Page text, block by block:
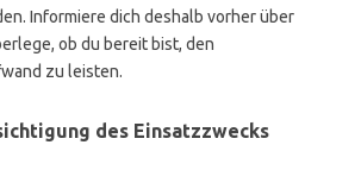
Informiere dich deshalb vorher über
ob du bereit bist, den
zu leisten.
des Einsatzzwecks